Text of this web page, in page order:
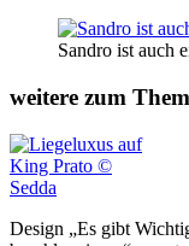
Sandro ist auch
weitere zum
Design „Es gibt